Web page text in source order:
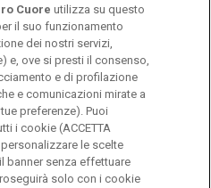
Cuore
Cuore utilizza su questo
il suo funzionamento
dei nostri servizi,
e, ove si presti il consenso,
e di profilazione
e comunicazioni mirate a
preferenze). Puoi
i cookie (ACCETTA
personalizzare le scelte
banner senza effettuare
solo con i cookie